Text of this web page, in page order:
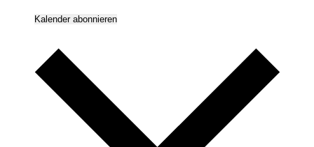
Kalender abonnieren